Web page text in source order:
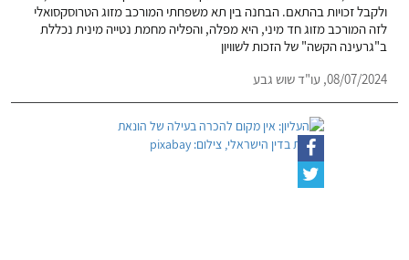
ולקבל זכויות בהתאם. הבחנה בין תא משפחתי המורכב מזוג הטרוסקסואלי
לזה המורכב מזוג חד מיני, היא מפלה, והפליה מחמת נטייה מינית נכללת
ב"גרעינה הקשה" של הזכות לשוויון
08/07/2024, עו"ד שוש גבע